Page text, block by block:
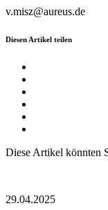
v.misz@aureus.de
Diesen Artikel teilen
Diese Artikel könnten
29.04.2025